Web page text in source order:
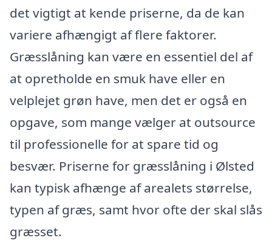
det vigtigt at kende priserne, da de kan
variere afhængigt af flere faktorer.
Græsslåning kan være en essentiel del af
at opretholde en smuk have eller en
velplejet grøn have, men det er også en
opgave, som mange vælger at outsource
til professionelle for at spare tid og
besvær. Priserne for græsslåning i Ølsted
kan typisk afhænge af arealets størrelse,
typen af græs, samt hvor ofte der skal slås
græsset.